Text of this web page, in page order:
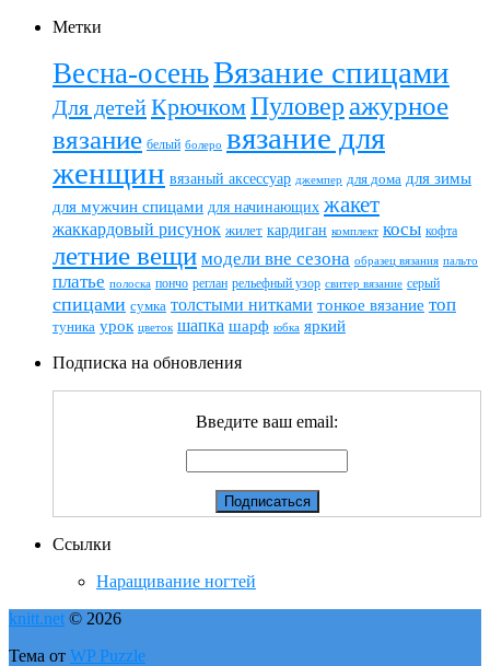
Метки
Весна-осеньВязание спицами
Для детейКрючкомПуловер ажурное
вязание белый болеро вязание для
женщин вязаный аксессуар джемпер для дома для зимы
для мужчин спицами для начинающих жакет
жаккардовый рисунок жилет кардиган комплект косы кофта
летние вещи модели вне сезона образец вязания пальто
платье полоска пончо реглан рельефный узор свитер вязание серый
спицами сумка толстыми нитками тонкое вязание топ
туника урок цветок шапка шарф юбка яркий
Подписка на обновления
Введите ваш email:
Ссылки
Наращивание ногтей
knitt.net © 2026
Тема от WP Puzzle